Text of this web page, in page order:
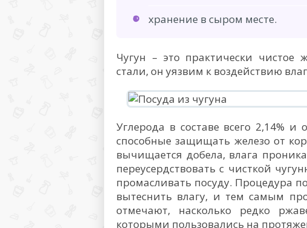
хранение в сыром месте.
Чугун – это практически
стали, он уязвим к воздействию
Углерода в составе всего 2,14% и
способные защищать железо от
вычищается добела, влага
переусердствовать с чисткой
промасливать посуду. Процедура
вытеснить влагу, и тем самым
отмечают, насколько редко
которыми пользовались на